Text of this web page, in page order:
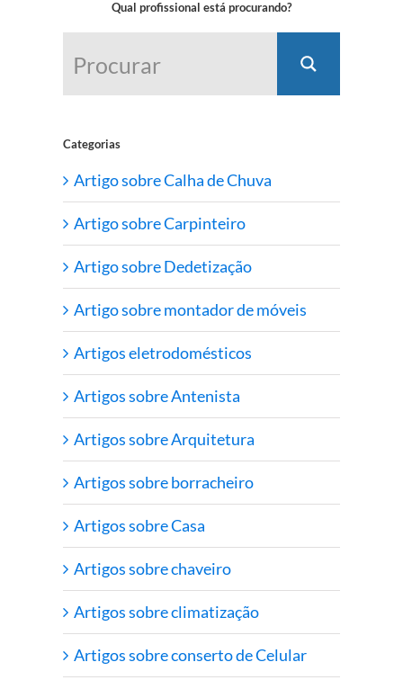
Qual profissional está procurando?
Categorias
Artigo sobre Calha de Chuva
Artigo sobre Carpinteiro
Artigo sobre Dedetização
Artigo sobre montador de móveis
Artigos eletrodomésticos
Artigos sobre Antenista
Artigos sobre Arquitetura
Artigos sobre borracheiro
Artigos sobre Casa
Artigos sobre chaveiro
Artigos sobre climatização
Artigos sobre conserto de Celular